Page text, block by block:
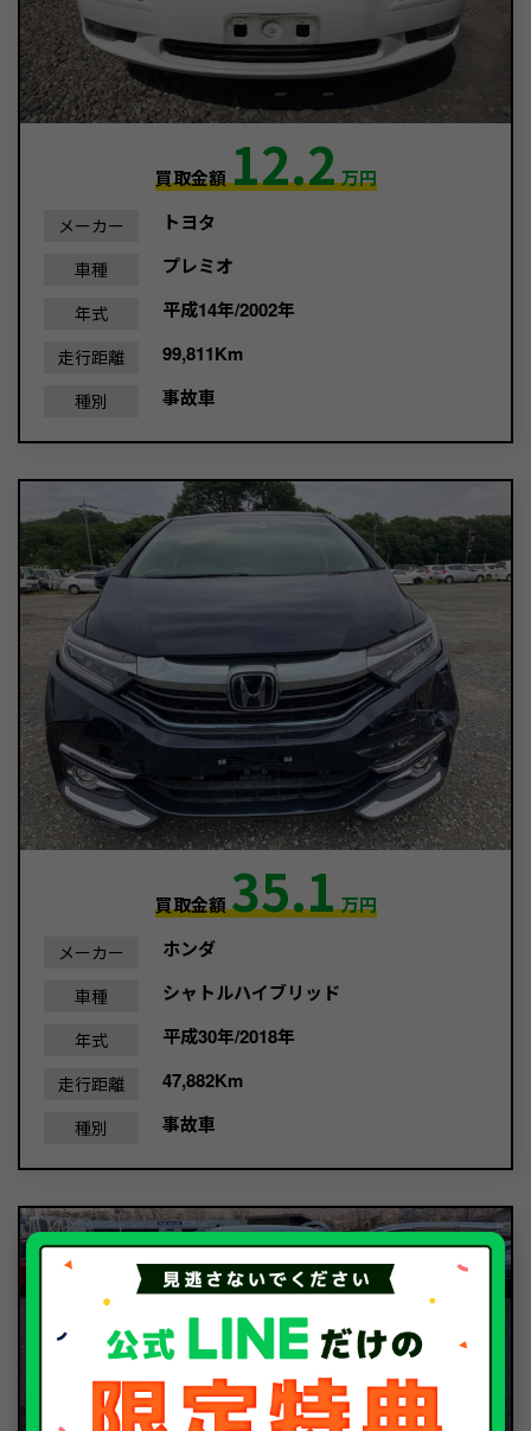
買取金額12.2万円
メーカー トヨタ
車種 プレミオ
年式 平成14年/2002年
走行距離 99,811Km
種別 事故車
買取金額35.1万円
メーカー ホンダ
車種 シャトルハイブリッド
年式 平成30年/2018年
走行距離 47,882Km
種別 事故車